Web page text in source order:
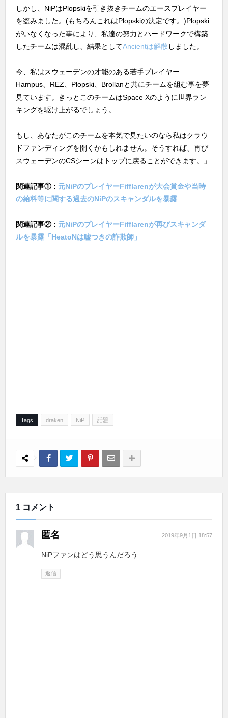
しかし、NiPはPlopskiを引き抜きチームのエースプレイヤー
を盗みました。(もちろんこれはPlopskiの決定です。)Plopski
がいなくなった事により、私達の努力とハードワークで構築
したチームは混乱し、結果としてAncientは解散 しました。
今、私はスウェーデンの才能のある若手プレイヤー
Hampus、REZ、Plopski、Brollanと共にチームを組む事を夢
見ています。きっとこのチームはSpace Xのように世界ラン
キングを駆け上がるでしょう。
もし、あなたがこのチームを本気で見たいのなら私はクラウ
ドファンディングを開くかもしれません。そうすれば、再び
スウェーデンのCSシーンはトップに戻ることができます。」
関連記事① : 元NiPのプレイヤーFifflarenが大会賞金や当時
の給料等に関する過去のNiPのスキャンダルを暴露
関連記事② : 元NiPのプレイヤーFifflarenが再びスキャンダ
ルを暴露「HeatoNは嘘つきの詐欺師」
Tags draken NiP 話題
1 コメント
匿名 2019年9月1日 18:57
NiPファンはどう思うんだろう
返信